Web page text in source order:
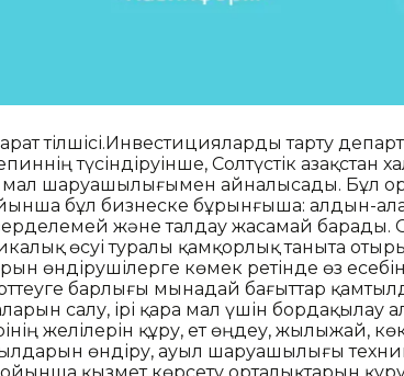
тілшісі.Инвестицияларды тарту
түсіндіруінше, Солтүстік Қазақстан
мал шаруашылығымен айналысады. Бұл
бұл бизнеске бұрынғыша: алдын-
және талдау жасамай барады.
өсуі туралы қамқорлық таныта
өндірушілерге көмек ретінде өз
барлығы мынадай бағыттар
салу, ірі қара мал үшін бордақылау
желілерін құру, ет өңдеу, жылыжай,
өндіру, ауыл шаруашылығы